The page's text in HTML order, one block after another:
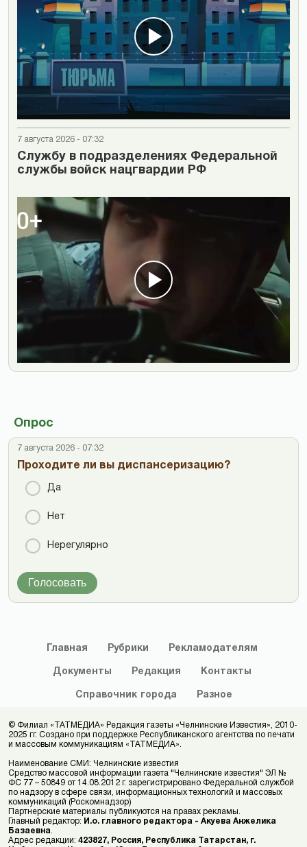
7 августа 2026 - 07:32
Cлужбу в подразделениях Федеральной
службы войск нацгвардии РФ
Опрос
7 августа 2026 - 07:32
Проходите ли вы диспансеризацию?
Да
Нет
Нерегулярно
Голосовать
Главная Рубрики Рекламодателям
Документы Редакция Контакты
Справочник города Разное
© Филиал «ТАТМЕДИА» Редакция газеты «Челнинские Известия», 2010-
2025 гг. Создано при поддержке Республиканского агентства по печати
и массовым коммуникациям «ТАТМЕДИА».
Наименование СМИ: Челнинские известия
Средство массовой информации газета "Челнинские известия" ЭЛ №
ФС 77 – 50849 от 14.08.2012 г. зарегистрировано Федеральной службой
по надзору в сфере связи, информационных технологий и массовых
коммуникаций (Роскомнадзор)
Партнерские материалы публикуются на правах рекламы.
Главный редактор: И.о. главного редактора - Акуева Анжелика
Базаевна
Адрес редакции: 423827, Россия, Республика Татарстан, г.